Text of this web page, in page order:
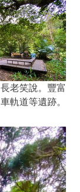
老笑說。豐富
軌道等遺跡。